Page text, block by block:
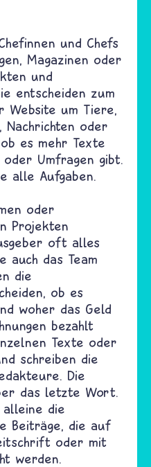
und Chefs
Magazinen oder
und
entscheiden zum
Website um Tiere,
Nachrichten oder
es mehr Texte
oder Umfragen gibt.
alle Aufgaben.
oder
Projekten
oft alles
auch das Team
die
ob es
woher das Geld
bezahlt
Texte oder
schreiben die
Die
das letzte Wort.
die
Beiträge, die auf
oder mit
werden.